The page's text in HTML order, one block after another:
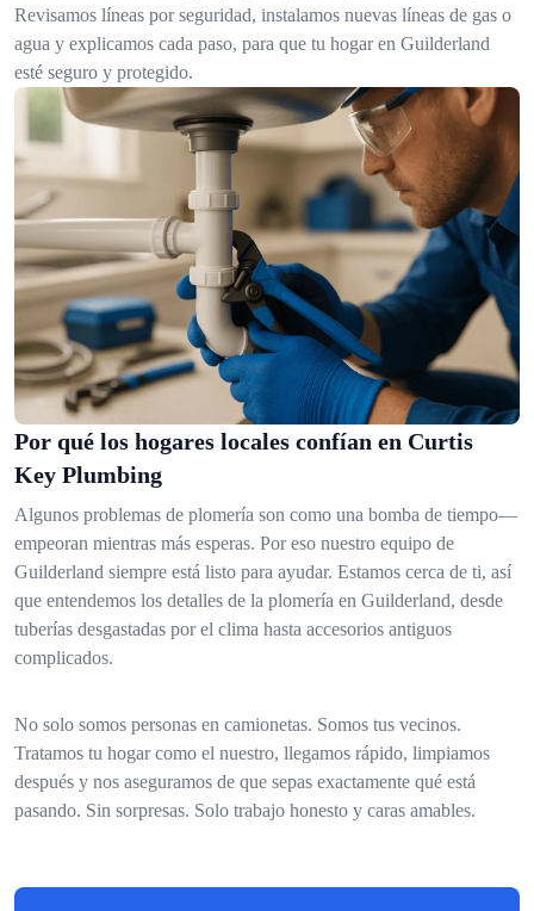
Revisamos líneas por seguridad, instalamos nuevas líneas de gas o
agua y explicamos cada paso, para que tu hogar en Guilderland
esté seguro y protegido.
Por qué los hogares locales confían en Curtis
Key Plumbing
Algunos problemas de plomería son como una bomba de tiempo—
empeoran mientras más esperas. Por eso nuestro equipo de
Guilderland siempre está listo para ayudar. Estamos cerca de ti, así
que entendemos los detalles de la plomería en Guilderland, desde
tuberías desgastadas por el clima hasta accesorios antiguos
complicados.
No solo somos personas en camionetas. Somos tus vecinos.
Tratamos tu hogar como el nuestro, llegamos rápido, limpiamos
después y nos aseguramos de que sepas exactamente qué está
pasando. Sin sorpresas. Solo trabajo honesto y caras amables.